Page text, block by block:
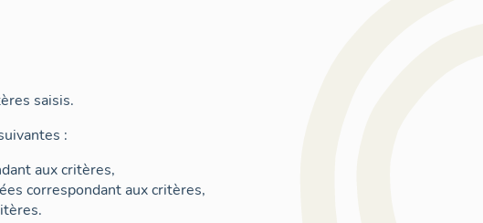
saisis.
:
aux critères,
correspondant aux critères,